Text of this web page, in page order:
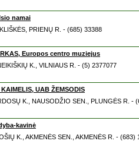
namai
PRIENŲ R. - (685) 33388
Europos centro muziejus
K., VILNIAUS R. - (5) 2377077
UAB ŽEMSODIS
K., NAUSODŽIO SEN., PLUNGĖS R. -
kavinė
K., AKMENĖS SEN., AKMENĖS R. - (683)